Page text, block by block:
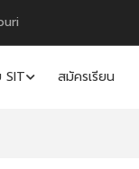
SIT สมัครเรียน